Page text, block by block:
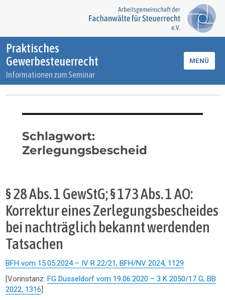
Praktisches
Gewerbesteuerrecht
Informationen zum Seminar
MENÜ
Schlagwort:
Zerlegungsbescheid
§ 28 Abs. 1 GewStG; § 173 Abs. 1 AO:
Korrektur eines Zerlegungsbescheides
bei nachträglich bekannt werdenden
Tatsachen
BFH vom 15.05.2024 – IV R 22/21, BFH/NV 2024, 1129
[Vorinstanz:FG Düsseldorf vom 19.06.2020 – 3 K 2050/17 G, BB
2022, 1316]